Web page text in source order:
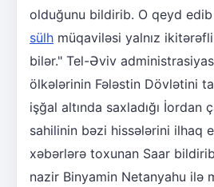
olduğunu bildirib. O qeyd
sülh müqaviləsi yalnız
bilər." Tel-Əviv
ölkələrinin Fələstin Dövlətini
işğal altında saxladığı İordan
sahilinin bəzi hissələrini ilhaq
xəbərlərə toxunan Saar
nazir Binyamin Netanyahu ilə